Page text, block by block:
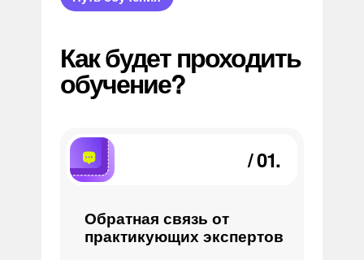
Как будет проходить
обучение?
Обратная связь от
практикующих экспертов
/ 01.